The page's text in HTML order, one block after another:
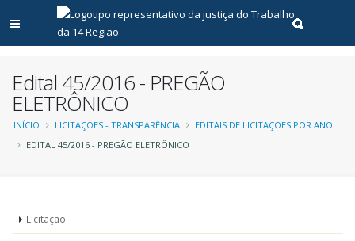
Abrir menu principal
Realizar
Edital 45/2016 - PREGÃO
ELETRÔNICO
Trilha
INÍCIO LICITAÇÕES - TRANSPARÊNCIA
EDITAIS DE LICITAÇÕES POR ANO
EDITAL 45/2016 - PREGÃO ELETRÔNICO
Menu
Licitação